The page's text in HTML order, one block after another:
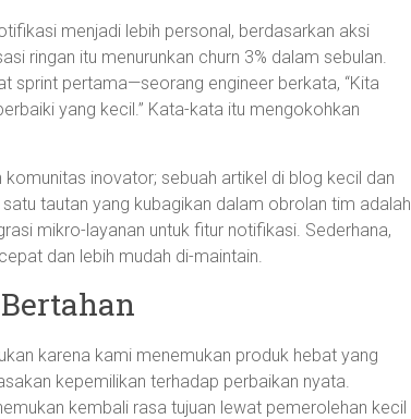
menjadi lebih personal, berdasarkan aksi
ringan itu menurunkan churn 3% dalam sebulan.
sprint pertama—seorang engineer berkata, “Kita
yang kecil.” Kata-kata itu mengokohkan
inovator; sebuah artikel di blog kecil dan
tautan yang kubagikan dalam obrolan tim adalah
mikro-layanan untuk fitur notifikasi. Sederhana,
dan lebih mudah di-maintain.
karena kami menemukan produk hebat yang
kepemilikan terhadap perbaikan nyata.
kembali rasa tujuan lewat pemerolehan kecil